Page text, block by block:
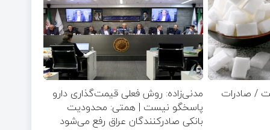
/ صادرات
مدنی‌زاده: روش فعلی قیمت‌گذاری دارو
پاسخگو نیست | همتی: محدودیت
بانکی صادرکنندگان عراق رفع می‌شود